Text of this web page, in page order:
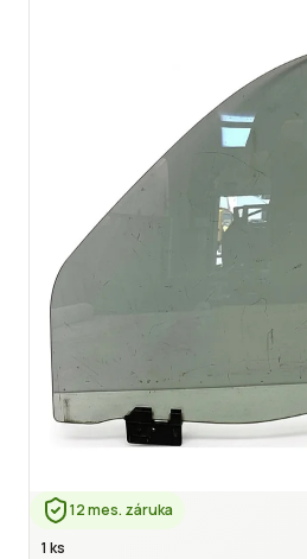
12 mes. záruka
1 ks